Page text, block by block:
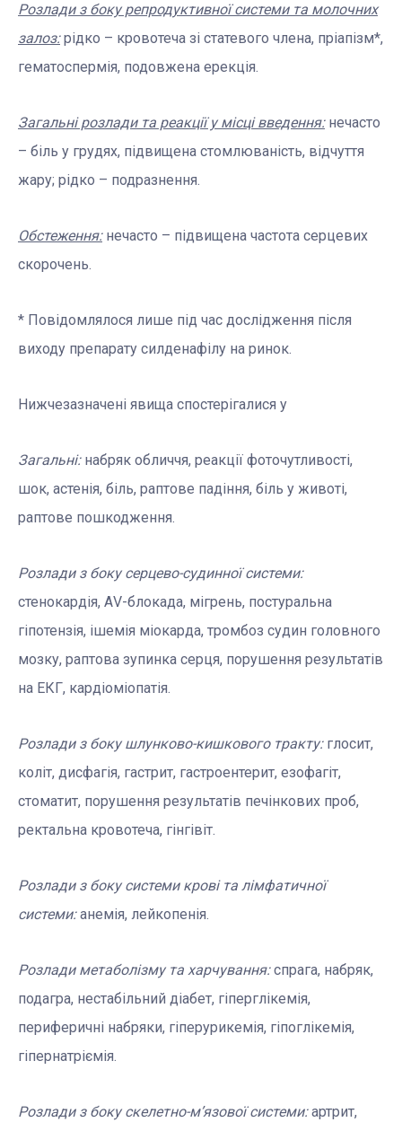
Розлади з боку репродуктивної системи та молочних
залоз:рідко – кровотеча зі статевого члена, пріапізм*,
гематоспермія, подовжена ерекція.
Загальні розлади та реакції у місці введення:нечасто
– біль у грудях, підвищена стомлюваність, відчуття
жару; рідко – подразнення.
Обстеження:нечасто – підвищена частота серцевих
скорочень.
* Повідомлялося лише під час дослідження після
виходу препарату силденафілу на ринок.
Нижчезазначені явища спостерігалися у
Загальні:набряк обличчя, реакції фоточутливості,
шок, астенія, біль, раптове падіння, біль у животі,
раптове пошкодження.
Розлади з боку серцево-судинної системи:
стенокардія, АV-блокада, мігрень, постуральна
гіпотензія, ішемія міокарда, тромбоз судин головного
мозку, раптова зупинка серця, порушення результатів
на ЕКГ, кардіоміопатія.
Розлади з боку шлунково-кишкового тракту: глосит,
коліт, дисфагія, гастрит, гастроентерит, езофагіт,
стоматит, порушення результатів печінкових проб,
ректальна кровотеча, гінгівіт.
Розлади з боку системи крові та лімфатичної
системи:анемія, лейкопенія.
Розлади метаболізму та харчування:спрага, набряк,
подагра, нестабільний діабет, гіперглікемія,
периферичні набряки, гіперурикемія, гіпоглікемія,
гіпернатріємія.
Розлади з боку скелетно-м’язової системи:артрит,